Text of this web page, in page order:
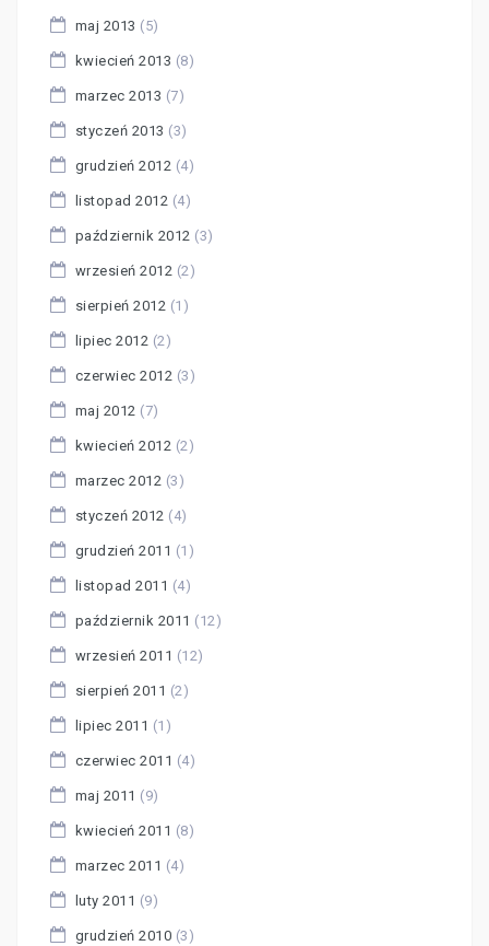
maj 2013 (5)
kwiecień 2013 (8)
marzec 2013 (7)
styczeń 2013 (3)
grudzień 2012 (4)
listopad 2012 (4)
październik 2012 (3)
wrzesień 2012 (2)
sierpień 2012 (1)
lipiec 2012 (2)
czerwiec 2012 (3)
maj 2012 (7)
kwiecień 2012 (2)
marzec 2012 (3)
styczeń 2012 (4)
grudzień 2011 (1)
listopad 2011 (4)
październik 2011 (12)
wrzesień 2011 (12)
sierpień 2011 (2)
lipiec 2011 (1)
czerwiec 2011 (4)
maj 2011 (9)
kwiecień 2011 (8)
marzec 2011 (4)
luty 2011 (9)
grudzień 2010 (3)